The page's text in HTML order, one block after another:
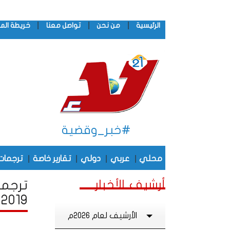
الرئيسية من نحن تواصل معنا خريطة
#خبر_وقضية
محلي عربي دولي تقارير خاصة
2019
أرشيف الأخبار
الأرشيف لعام 2026م